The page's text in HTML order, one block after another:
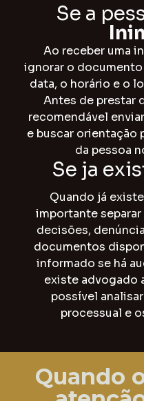
Se a
Ao receber uma
ignorar o
data, o horário e o
Antes de prestar
recomendável
e buscar orientação
da pessoa
Se ja
Quando já
importante
decisões,
documentos
informado se há
existe advogado
possível
processual e
Quando